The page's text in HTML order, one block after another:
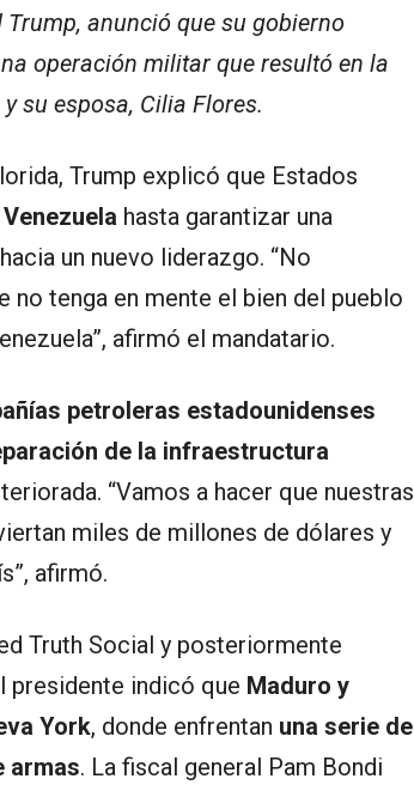
anunció que su gobierno
operación militar que resultó en la
su esposa, Cilia Flores.
Trump explicó que Estados
hasta garantizar una
un nuevo liderazgo. “No
no tenga en mente el bien del pueblo
afirmó el mandatario.
petroleras estadounidenses
de la infraestructura
“Vamos a hacer que nuestras
miles de millones de dólares y
afirmó.
Truth Social y posteriormente
presidente indicó que Maduro y
York, donde enfrentan una serie de
armas. La fiscal general Pam Bondi